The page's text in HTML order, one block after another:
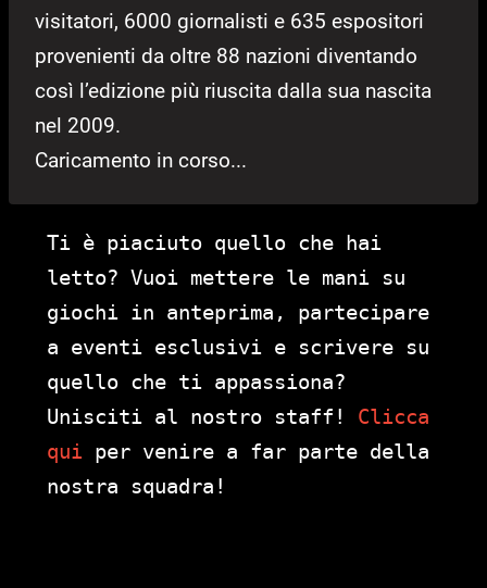
visitatori, 6000 giornalisti e 635 espositori
provenienti da oltre 88 nazioni diventando
così l’edizione più riuscita dalla sua nascita
nel 2009.
Caricamento in corso...
Ti è piaciuto quello che hai
letto? Vuoi mettere le mani su
giochi in anteprima, partecipare
a eventi esclusivi e scrivere su
quello che ti appassiona?
Unisciti al nostro staff! Clicca
qui per venire a far parte della
nostra squadra!